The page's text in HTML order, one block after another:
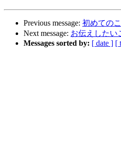
Previous message: 初めての
Next message: お伝えしたい
Messages sorted by: [ date ] [